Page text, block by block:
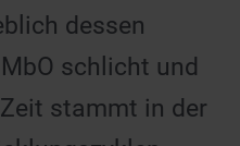
dessen
schlicht und
stammt in der